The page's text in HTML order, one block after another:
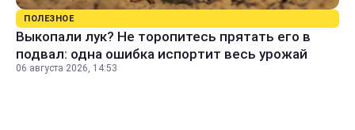
ПОЛЕЗНОЕ
Выкопали лук? Не торопитесь прятать его в
подвал: одна ошибка испортит весь урожай
06 августа 2026, 14:53